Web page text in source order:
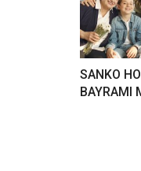
SANKO
BAYRAMI